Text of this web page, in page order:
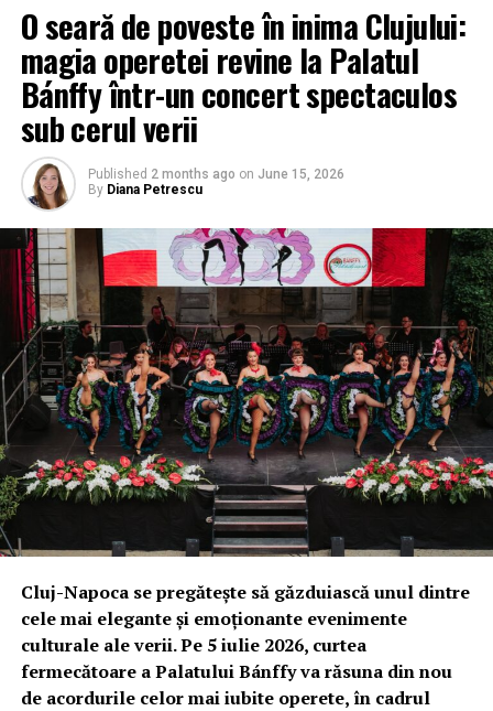
O seară de poveste în inima Clujului:
magia operetei revine la Palatul
Bánffy într-un concert spectaculos
sub cerul verii
Published 2 months ago on June 15, 2026
By Diana Petrescu
Cluj-Napoca se pregătește să găzduiască unul dintre
cele mai elegante și emoționante evenimente
culturale ale verii. Pe 5 iulie 2026, curtea
fermecătoare a Palatului Bánffy va răsuna din nou
de acordurile celor mai iubite operete, în cadrul